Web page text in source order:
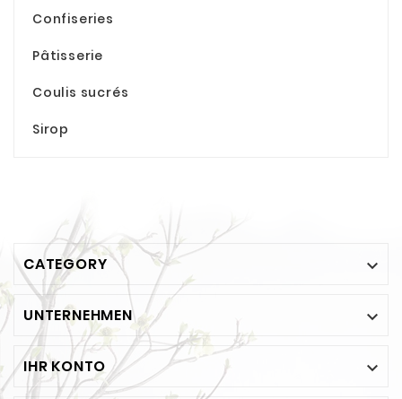
Confiseries
Pâtisserie
Coulis sucrés
Sirop
CATEGORY 
UNTERNEHMEN 
IHR KONTO 